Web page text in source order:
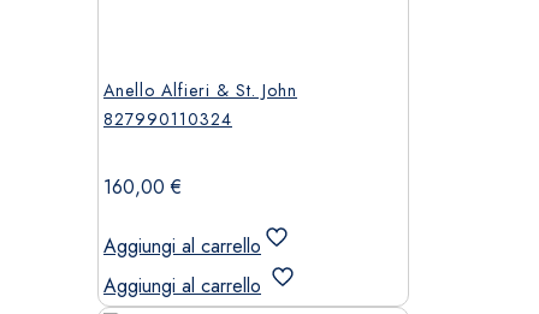
Anello Alfieri & St. John
827990110324
160,00€
Aggiungi al carrello
Aggiungi al carrello